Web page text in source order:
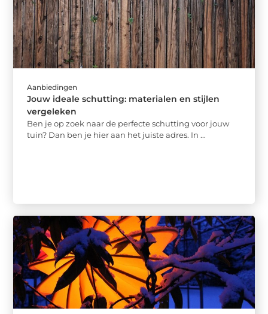
Aanbiedingen
Jouw ideale schutting: materialen en stijlen
vergeleken
Ben je op zoek naar de perfecte schutting voor jouw
tuin? Dan ben je hier aan het juiste adres. In ...